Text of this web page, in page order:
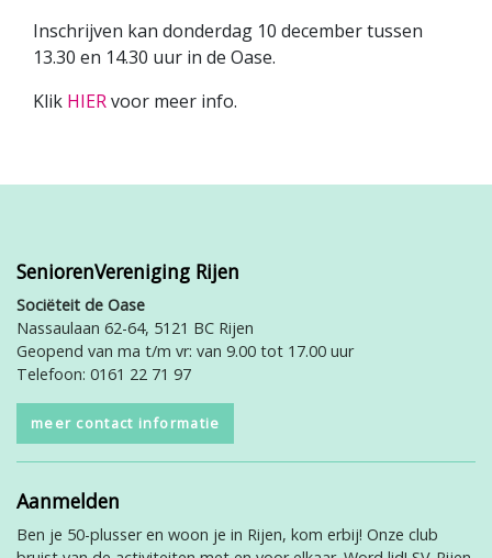
Inschrijven kan donderdag 10 december tussen
13.30 en 14.30 uur in de Oase.
Klik HIERvoor meer info.
SeniorenVereniging Rijen
Sociëteit de Oase
Nassaulaan 62-64, 5121 BC Rijen
Geopend van ma t/m vr: van 9.00 tot 17.00 uur
Telefoon: 0161 22 71 97
meer contact informatie
Aanmelden
Ben je 50-plusser en woon je in Rijen, kom erbij! Onze club